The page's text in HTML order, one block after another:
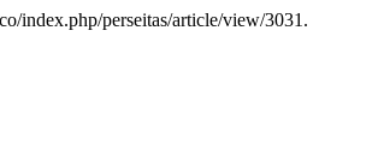
index.php/perseitas/article/view/3031.